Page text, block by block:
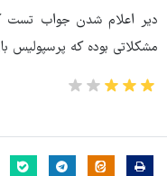
دیر اعلام شدن جواب تست
مشکلاتی بوده که پرسپولیس